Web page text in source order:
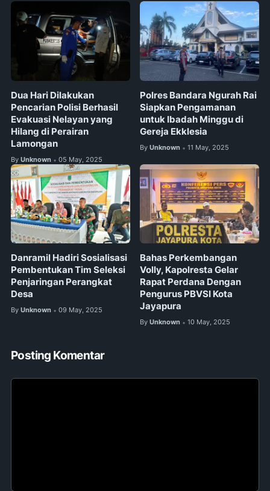
Dua Hari Dilakukan
Pencarian Polisi Berhasil
Evakuasi Nelayan yang
Hilang di Perairan
Lamongan
By Unknown • 05 May, 2025
Polres Bandara Ngurah Rai
Siapkan Pengamanan
untuk Ibadah Minggu di
Gereja Ekklesia
By Unknown • 11 May, 2025
Danramil Hadiri Sosialisasi
Pembentukan Tim Seleksi
Penjaringan Perangkat
Desa
By Unknown • 09 May, 2025
Bahas Perkembangan
Volly, Kapolresta Gelar
Rapat Perdana Dengan
Pengurus PBVSI Kota
Jayapura
By Unknown • 10 May, 2025
Posting Komentar